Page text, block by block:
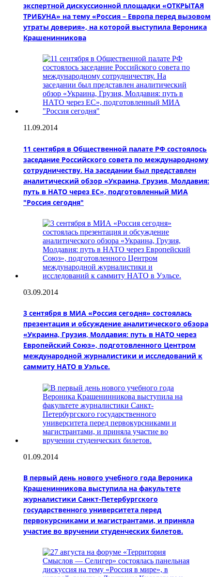
экспертной дискуссионной площадки «ОТКРЫТАЯ
ТРИБУНА» на тему «Россия – Европа перед вызовом
утраты доверия», на которой выступила Вероника
Крашенинникова
11.09.2014
11 сентября в Общественной палате РФ состоялось
заседание Российского совета по международному
сотрудничеству. На заседании был представлен
аналитический обзор «Украина, Грузия, Молдавия:
путь в НАТО через ЕC», подготовленный МИА
"Россия сегодня"
03.09.2014
3 сентября в МИА «Россия сегодня» состоялась
презентация и обсуждение аналитического обзора
«Украина, Грузия, Молдавия: путь в НАТО через
Европейский Союз», подготовленного Центром
международной журналистики и исследований к
саммиту НАТО в Уэльсе.
01.09.2014
В первый день нового учебного года Вероника
Крашенинникова выступила на факультете
журналистики Санкт-Петербургского
государственного университета перед
первокурсниками и магистрантами, и приняла
участие во вручении студенческих билетов.